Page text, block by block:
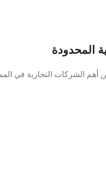
المحدودة
الشركات التجارية في